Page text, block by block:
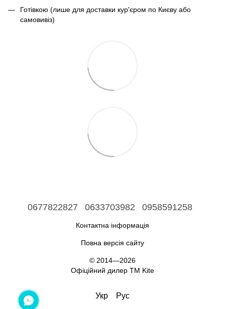
Готівкою (лише для доставки кур'єром по Києву або
самовивіз)
0677822827 0633703982 0958591258
Контактна інформація
Повна версія сайту
© 2014—2026
Офіційний дилер ТМ Kite
Укр Рус